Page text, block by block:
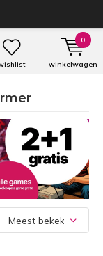
winkelwagen
0